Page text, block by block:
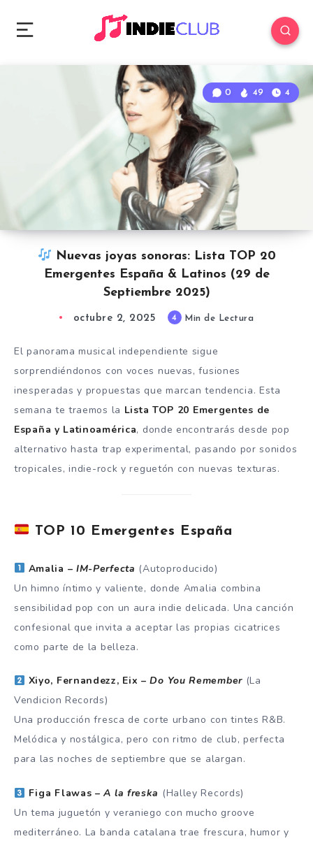
Nuevas joyas sonoras: Lista TOP 20
Emergentes España & Latinos (29 de
Septiembre 2025)
0 49 4
octubre 2, 2025 4 Min de Lectura
El panorama musical independiente sigue
sorprendiéndonos con voces nuevas, fusiones
inesperadas y propuestas que marcan tendencia. Esta
semana te traemos la Lista TOP 20 Emergentes de
España y Latinoamérica, donde encontrarás desde pop
alternativo hasta trap experimental, pasando por sonidos
tropicales, indie-rock y reguetón con nuevas texturas.
TOP 10 Emergentes España
Amalia – IM-Perfecta (Autoproducido)
Un himno íntimo y valiente, donde Amalia combina
sensibilidad pop con un aura indie delicada. Una canción
confesional que invita a aceptar las propias cicatrices
como parte de la belleza.
Xiyo, Fernandezz, Eix –Do You Remember(La
Vendicion Records)
Una producción fresca de corte urbano con tintes R&B.
Melódica y nostálgica, pero con ritmo de club, perfecta
para las noches de septiembre que se alargan.
Figa Flawas –A la freska (Halley Records)
Un tema juguetón y veraniego con mucho groove
mediterráneo. La banda catalana trae frescura, humor y